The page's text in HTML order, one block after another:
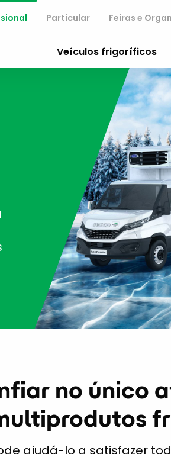
Particular Feiras e
Veículos frigoríficos
no único
ajudá-lo a satisfazer